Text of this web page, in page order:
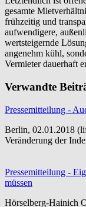
gesamte
frühzeitig und
aufwendigere,
wertsteigernde
angenehm kühl,
Vermieter dauerhaft
Verwandte
Pressemitteilung -
Berlin, 02.01.2018
Veränderung der
Pressemitteilung -
müssen
Hörselberg-Hainich